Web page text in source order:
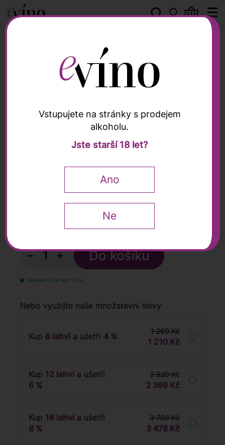
Chardonnay 2022,
THAYA, 0,75l
− +
Skladem více než 10 ks
Nebo využijte naše množstevní slevy
Kup 6 lahvía ušetři 4 %
1 260 Kč
1 210 Kč
Kup 12 lahvía ušetři
6 %
2 520 Kč
2 369 Kč
Kup 18 lahvía ušetři
8 %
3 780 Kč
3 478 Kč
Vstupujete na stránky s prodejem
alkoholu.
Jste starší 18 let?
Ano
Ne